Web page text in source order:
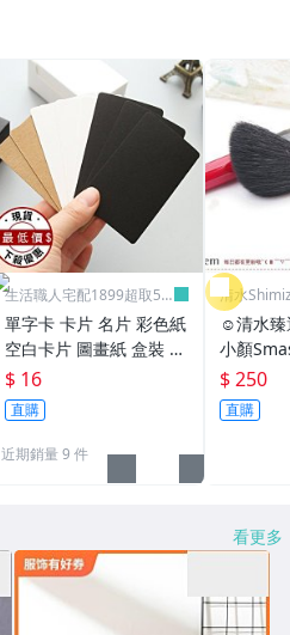
生活職人宅配1899超取59
單字卡 卡片 名片 彩色紙
空白卡片 圖畫紙 盒裝 名
片卡 塗鴉卡片 牛皮紙 美
勞卡片 明信片 ♣生活職
人♣【K130】
$ 16
直購
近期銷量 9 件
清水
☺清水
小顏
塑顏刷
場！af
$ 250
直購
看更多